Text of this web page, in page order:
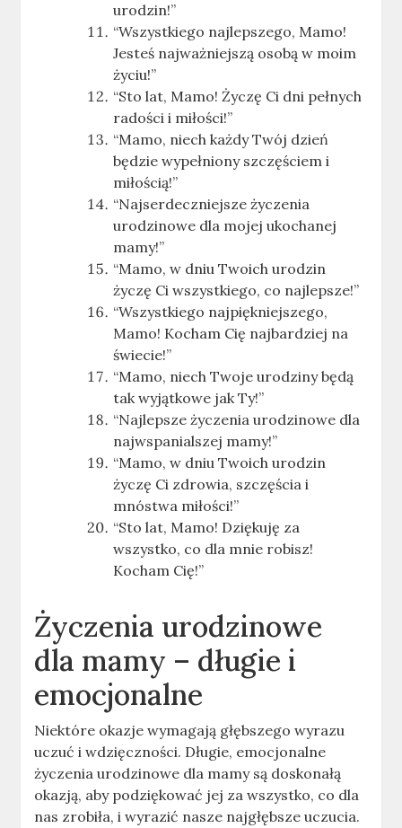
urodzin!”
“Wszystkiego najlepszego, Mamo!
Jesteś najważniejszą osobą w moim
życiu!”
“Sto lat, Mamo! Życzę Ci dni pełnych
radości i miłości!”
“Mamo, niech każdy Twój dzień
będzie wypełniony szczęściem i
miłością!”
“Najserdeczniejsze życzenia
urodzinowe dla mojej ukochanej
mamy!”
“Mamo, w dniu Twoich urodzin
życzę Ci wszystkiego, co najlepsze!”
“Wszystkiego najpiękniejszego,
Mamo! Kocham Cię najbardziej na
świecie!”
“Mamo, niech Twoje urodziny będą
tak wyjątkowe jak Ty!”
“Najlepsze życzenia urodzinowe dla
najwspanialszej mamy!”
“Mamo, w dniu Twoich urodzin
życzę Ci zdrowia, szczęścia i
mnóstwa miłości!”
“Sto lat, Mamo! Dziękuję za
wszystko, co dla mnie robisz!
Kocham Cię!”
Życzenia urodzinowe
dla mamy – długie i
emocjonalne
Niektóre okazje wymagają głębszego wyrazu
uczuć i wdzięczności. Długie, emocjonalne
życzenia urodzinowe dla mamy są doskonałą
okazją, aby podziękować jej za wszystko, co dla
nas zrobiła, i wyrazić nasze najgłębsze uczucia.